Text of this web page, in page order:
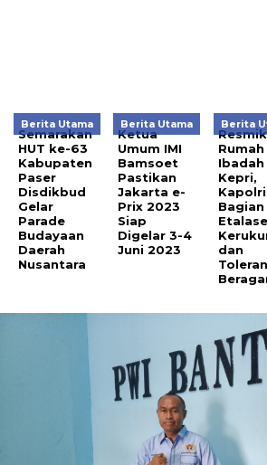
Berita Utama
Semarakan
HUT ke-63
Kabupaten
Paser
Disdikbud
Gelar
Parade
Budayaan
Daerah
Nusantara
Berita Utama
Ketua
Umum IMI
Bamsoet
Pastikan
Jakarta e-
Prix 2023
Siap
Digelar 3-4
Juni 2023
Berita
Rumah
Ibadah
Kepri,
Bagian
Etalase
dan